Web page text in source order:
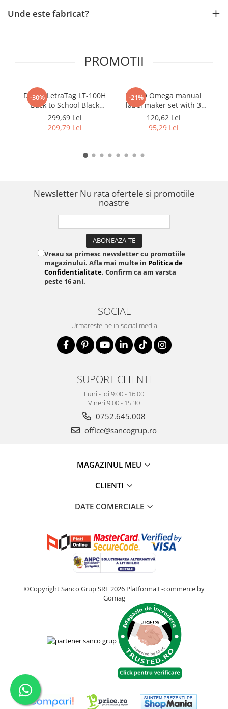
Unde este fabricat?
PROMOTII
-30%
DYMO LetraTag LT-100H
Back to School Black
Edition Portable Label
Maker with Iron-On
Fabric Tape for Clothing
Labeling 2125197
299,69 Lei
209,79 Lei
-21%
DYMO Omega manual
label maker set with 3
additional black
embossing tapes for 3D
labels and home, office
organization
120,62 Lei
95,29 Lei
Newsletter Nu rata ofertele si promotiile
noastre
Vreau sa primesc newsletter cu promotiile
magazinului. Afla mai multe in Politica de
Confidentialitate. Confirm ca am varsta
peste 16 ani.
SOCIAL
Urmareste-ne in social media
SUPORT CLIENTI
Luni - Joi 9:00 - 16:00
Vineri 9:00 - 15:30
0752.645.008
office@sancogrup.ro
MAGAZINUL MEU
CLIENTI
DATE COMERCIALE
©Copyright Sanco Grup SRL 2026 Platforma E-commerce by
Gomag